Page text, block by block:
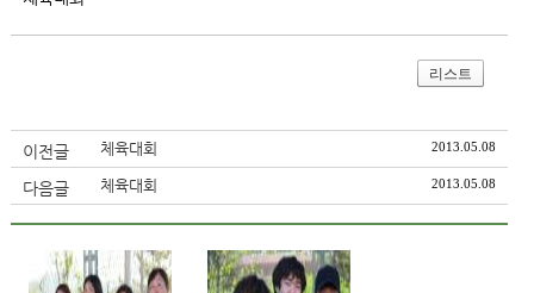
리스트
이전글 체육대회 2013.05.08
다음글 체육대회 2013.05.08